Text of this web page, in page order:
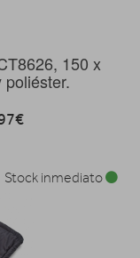
150 x
Stock inmediato